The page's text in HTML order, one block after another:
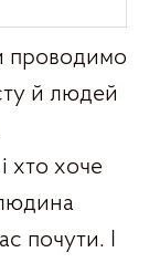
проводимо
й людей
хто хоче
почути. І